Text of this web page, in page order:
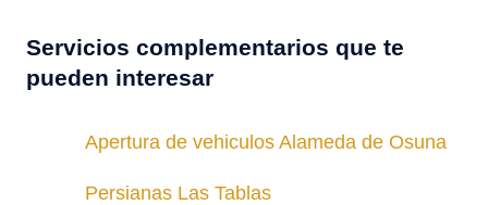
Servicios complementarios que te
pueden interesar
Apertura de vehiculos Alameda de Osuna
Persianas Las Tablas